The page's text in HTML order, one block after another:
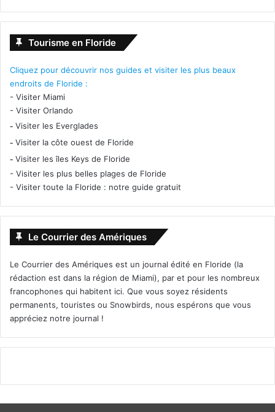
Tourisme en Floride
Cliquez pour découvrir nos guides et visiter les plus beaux
endroits de Floride :
- Visiter Miami
- Visiter Orlando
- Visiter les Everglades
- Visiter la côte ouest de Floride
- Visiter les îles Keys de Floride
- Visiter les plus belles plages de Floride
- Visiter toute la Floride : notre guide gratuit
Le Courrier des Amériques
Le Courrier des Amériques est un journal édité en Floride (la
rédaction est dans la région de Miami), par et pour les nombreux
francophones qui habitent ici. Que vous soyez résidents
permanents, touristes ou Snowbirds, nous espérons que vous
appréciez notre journal !